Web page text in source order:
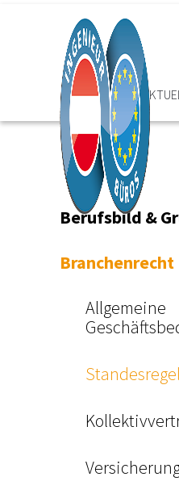
HOME
Berufsbild &
Branchenrecht
Allgemeine